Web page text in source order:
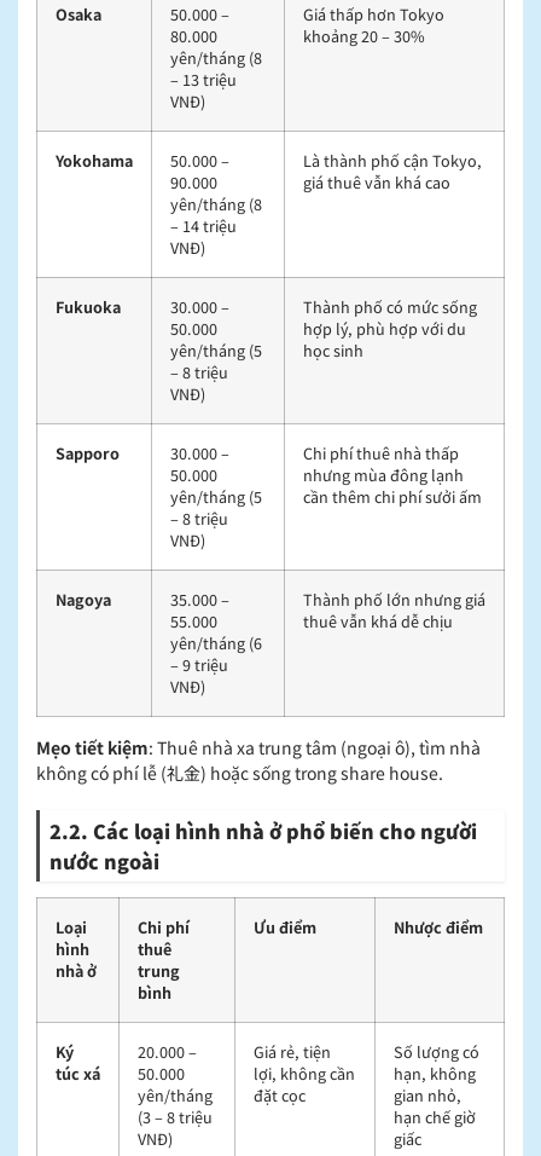
Osaka
50.000 –
80.000
yên/tháng (8
– 13 triệu
VNĐ)
Giá thấp hơn Tokyo
khoảng 20 – 30%
Yokohama
50.000 –
90.000
yên/tháng (8
– 14 triệu
VNĐ)
Là thành phố cận Tokyo,
giá thuê vẫn khá cao
Fukuoka
30.000 –
50.000
yên/tháng (5
– 8 triệu
VNĐ)
Thành phố có mức sống
hợp lý, phù hợp với du
học sinh
Sapporo
30.000 –
50.000
yên/tháng (5
– 8 triệu
VNĐ)
Chi phí thuê nhà thấp
nhưng mùa đông lạnh
cần thêm chi phí sưởi ấm
Nagoya
35.000 –
55.000
yên/tháng (6
– 9 triệu
VNĐ)
Thành phố lớn nhưng giá
thuê vẫn khá dễ chịu
Mẹo tiết kiệm: Thuê nhà xa trung tâm (ngoại ô), tìm nhà
không có phí lễ (礼金) hoặc sống trong share house.
2.2. Các loại hình nhà ở phổ biến cho người
nước ngoài
Loại
hình
nhà ở
Chi phí
thuê
trung
bình
Ưu điểm Nhược điểm
Ký
túc xá
20.000 –
50.000
yên/tháng
(3 – 8 triệu
VNĐ)
Giá rẻ, tiện
lợi, không cần
đặt cọc
Số lượng có
hạn, không
gian nhỏ,
hạn chế giờ
giấc